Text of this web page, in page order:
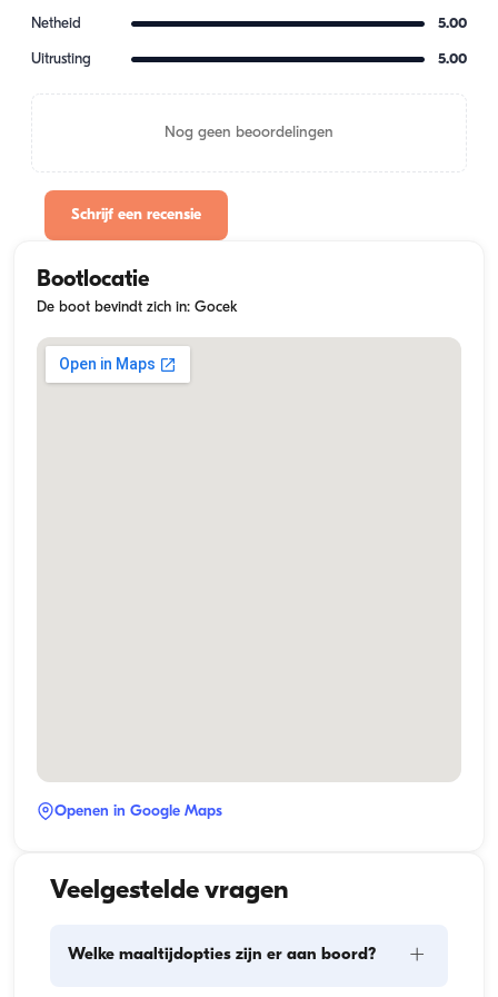
Netheid 5.00
Uitrusting 5.00
Nog geen beoordelingen
Schrijf een recensie
Bootlocatie
De boot bevindt zich in: Gocek
Openen in Google Maps
Veelgestelde vragen
Welke maaltijdopties zijn er aan boord? +